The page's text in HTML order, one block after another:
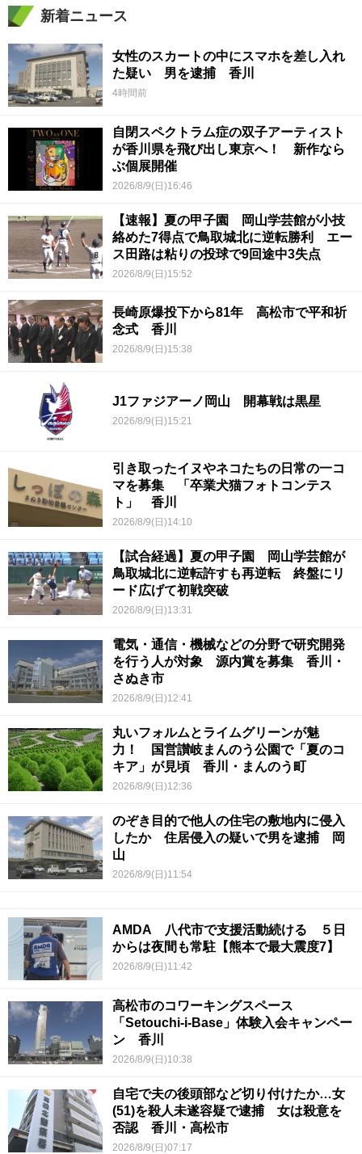
新着ニュース
女性のスカートの中にスマホを差し入れ
た疑い 男を逮捕 香川
4時間前
自閉スペクトラム症の双子アーティスト
が香川県を飛び出し東京へ！ 新作なら
ぶ個展開催
2026/8/9(日)16:46
【速報】夏の甲子園 岡山学芸館が小技
絡めた7得点で鳥取城北に逆転勝利 エー
ス田路は粘りの投球で9回途中3失点
2026/8/9(日)15:52
長崎原爆投下から81年 高松市で平和祈
念式 香川
2026/8/9(日)15:38
J1ファジアーノ岡山 開幕戦は黒星
2026/8/9(日)15:21
引き取ったイヌやネコたちの日常の一コ
マを募集 「卒業犬猫フォトコンテス
ト」 香川
2026/8/9(日)14:10
【試合経過】夏の甲子園 岡山学芸館が
鳥取城北に逆転許すも再逆転 終盤にリ
ード広げて初戦突破
2026/8/9(日)13:31
電気・通信・機械などの分野で研究開発
を行う人が対象 源内賞を募集 香川・
さぬき市
2026/8/9(日)12:41
丸いフォルムとライムグリーンが魅
力！ 国営讃岐まんのう公園で「夏のコ
キア」が見頃 香川・まんのう町
2026/8/9(日)12:36
のぞき目的で他人の住宅の敷地内に侵入
したか 住居侵入の疑いで男を逮捕 岡
山
2026/8/9(日)11:54
AMDA 八代市で支援活動続ける ５日
からは夜間も常駐【熊本で最大震度7】
2026/8/9(日)11:42
高松市のコワーキングスペース
「Setouchi-i-Base」体験入会キャンペー
ン 香川
2026/8/9(日)10:38
自宅で夫の後頭部など切り付けたか…女
(51)を殺人未遂容疑で逮捕 女は殺意を
否認 香川・高松市
2026/8/9(日)07:17